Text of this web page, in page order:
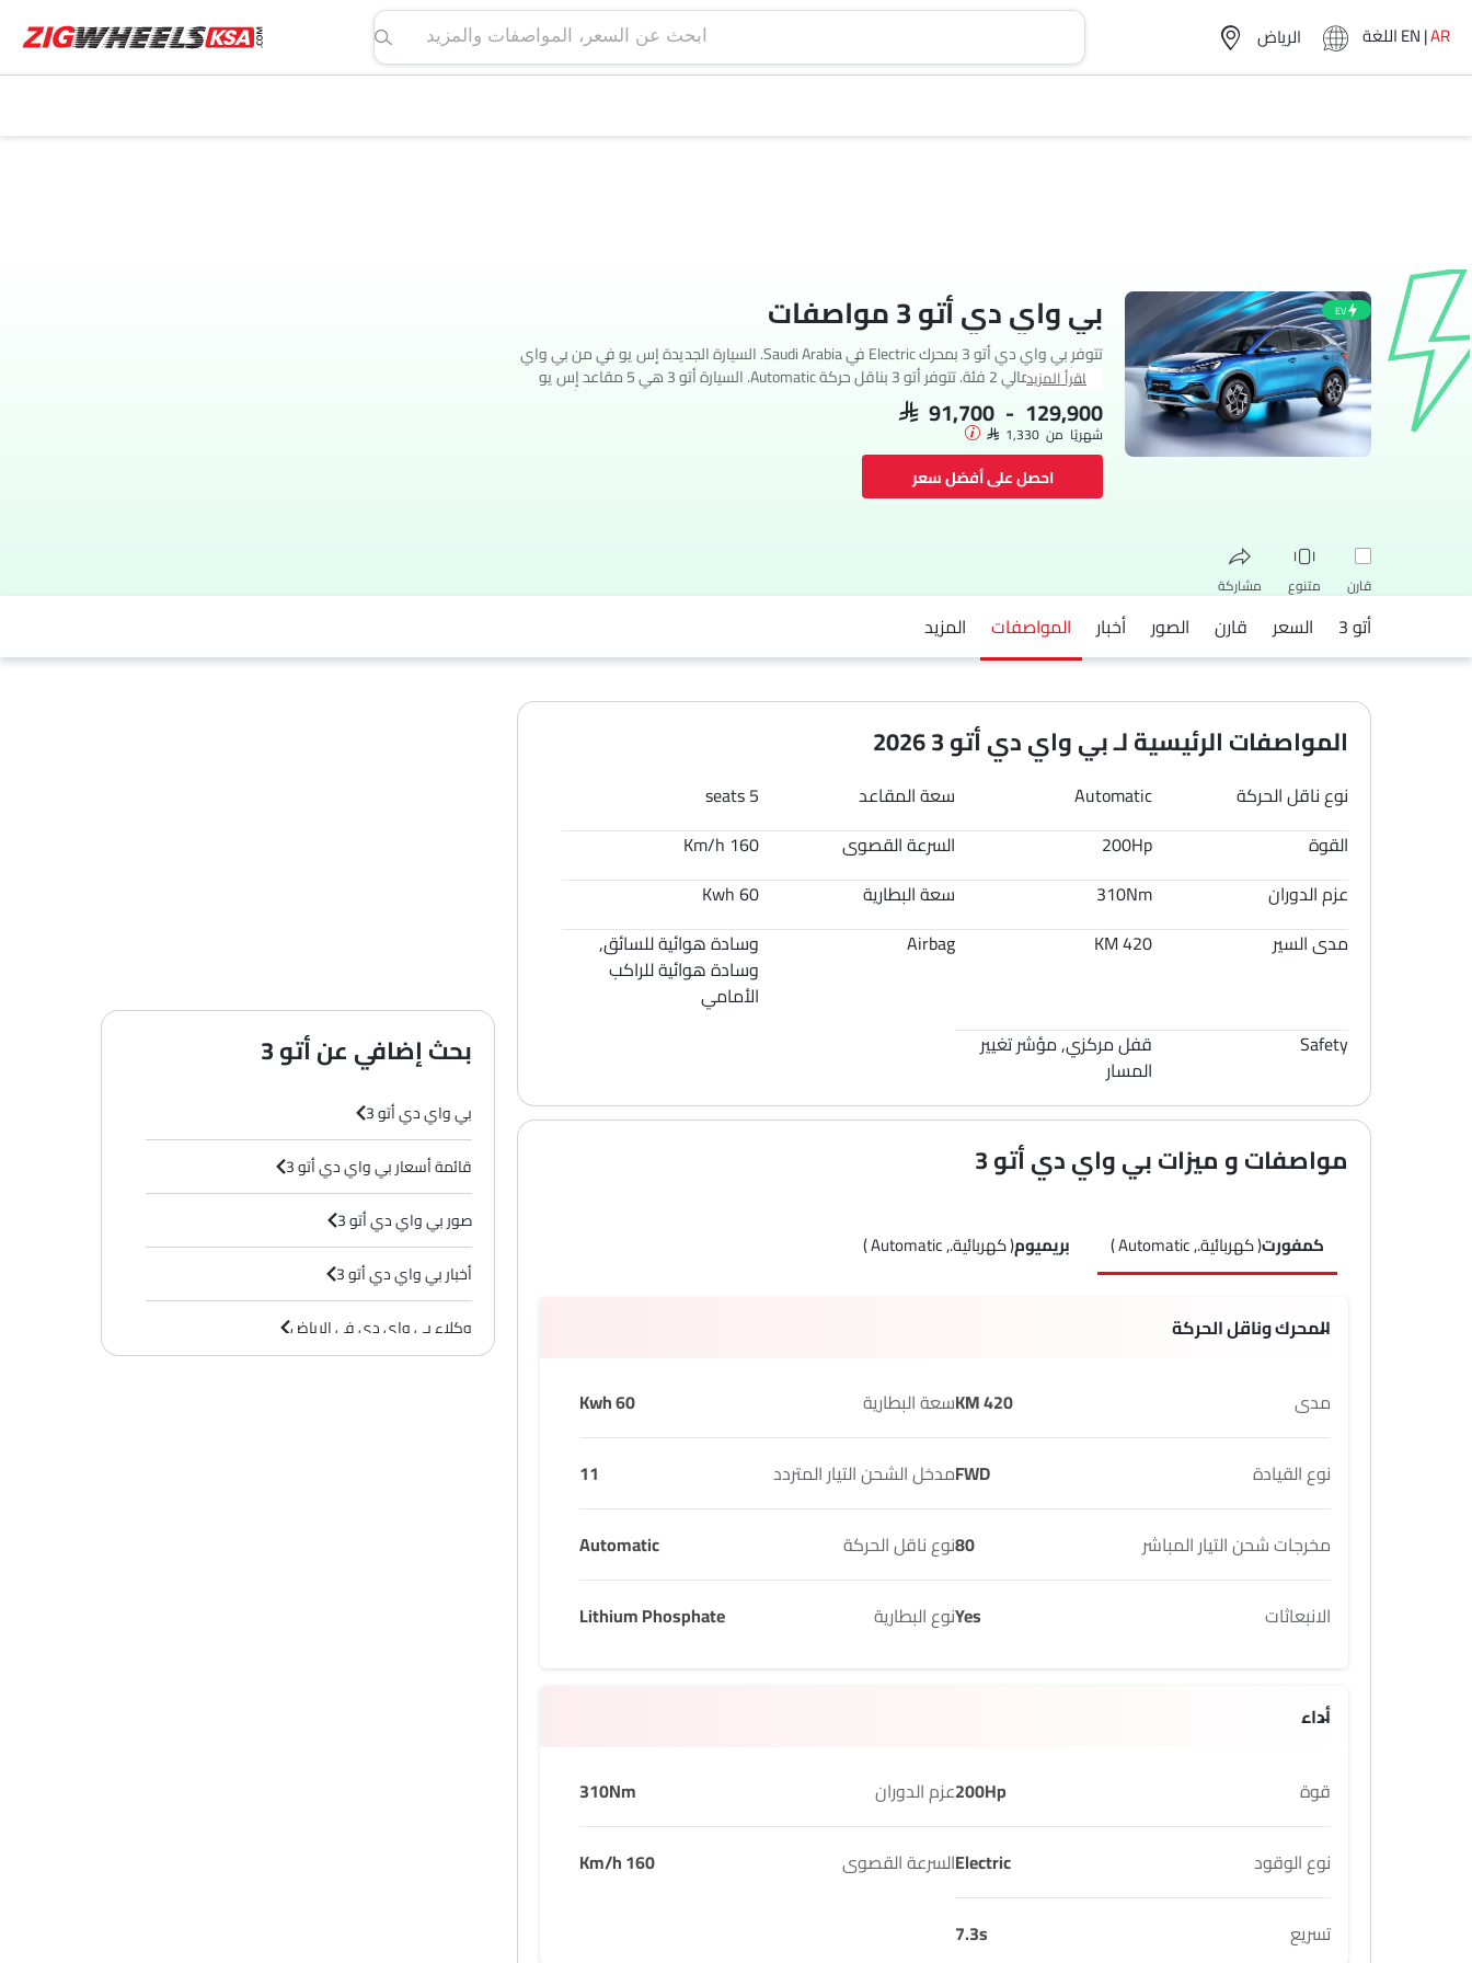
ابحث عن السعر، المواصفات والمزيد اللغةEN|AR
EV بي واي دي أتو 3 مواصفات
تتوفر بي واي دي أتو 3 بمحرك Electric في Saudi Arabia. السيارة الجديدة إس يو في من بي واي
دي تأتي بإجمالي 2 فئة. تتوفر أتو 3 بناقل حركة Automatic. السيارة أتو 3 هي 5 مقاعد إس يو
في وتبلغ طولها 4455 MM وعرضها 1875 MM وقاعدة عجلاتها 2720 MM. مع خلوص أرضي يبلغ
150.
اقرأ المزيد
SAR 91,700 - 129,900
شهريًا من SAR 1,330
احصل على أفضل سعر
قارن متنوع مشاركة
فيسبوك تويتر واتساب
أتو 3 السعر قارن الصور أخبار المواصفات المزيد
المواصفات الرئيسية لـ بي واي دي أتو 3 2026
نوع ناقل الحركة Automatic سعة المقاعد
5 seats
القوة
200Hp السرعة القصوى
160 Km/h
عزم الدوران
310Nm سعة البطارية
60 Kwh
مدى السير
420 KM
Airbag
وسادة هوائية للسائق,
وسادة هوائية للراكب
الأمامي
Safety
قفل مركزي, مؤشر تغيير
المسار
مواصفات و ميزات بي واي دي أتو 3
كمفورت( كهربائية., Automatic ) بريميوم( كهربائية., Automatic )
المحرك وناقل الحركة
مدى 420 KM سعة البطارية 60 Kwh
نوع القيادة FWDمدخل الشحن التيار المتردد 11
مخرجات شحن التيار المباشر 80نوع ناقل الحركة Automatic
الانبعاثات Yesنوع البطارية Lithium Phosphate
أداء
قوة 200Hpعزم الدوران 310Nm
نوع الوقود Electricالسرعة القصوى 160 Km/h
تسريع 7.3s
بحث إضافي عن أتو 3
بي واي دي أتو 3
قائمة أسعار بي واي دي أتو 3
صور بي واي دي أتو 3
أخبار بي واي دي أتو 3
وكلاء بي واي دي في الرياض‎